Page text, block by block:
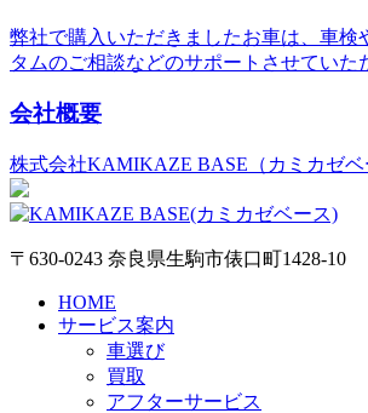
弊社で購入いただきましたお車は、車検
タムのご相談などのサポートさせていた
会社概要
株式会社KAMIKAZE BASE（カミカゼベ
〒630-0243 奈良県生駒市俵口町1428-10
HOME
サービス案内
車選び
買取
アフターサービス